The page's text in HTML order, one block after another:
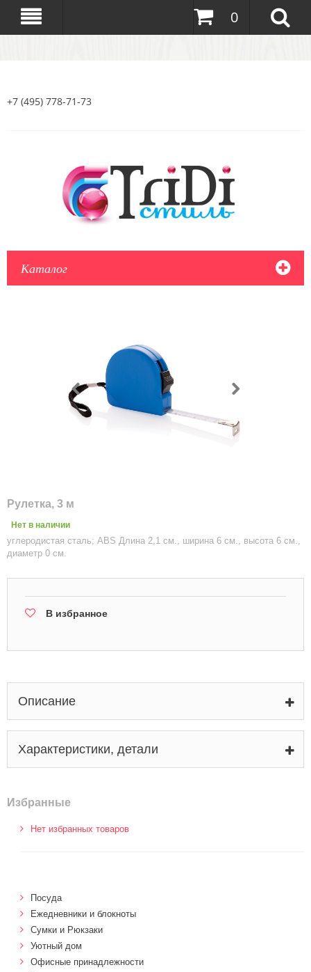
0
+7 (495) 778-71-73
Каталог
Рулетка, 3 м
Нет в наличии
углеродистая сталь; ABS Длина 2,1 см., ширина 6 см., высота 6 см.,
диаметр 0 см.
В избранное
Описание
Характеристики, детали
Избранные
Нет избранных товаров
Посуда
Ежедневники и блокноты
Сумки и Рюкзаки
Уютный дом
Офисные принадлежности